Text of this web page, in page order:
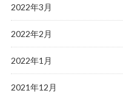
2022年3月
2022年2月
2022年1月
2021年12月